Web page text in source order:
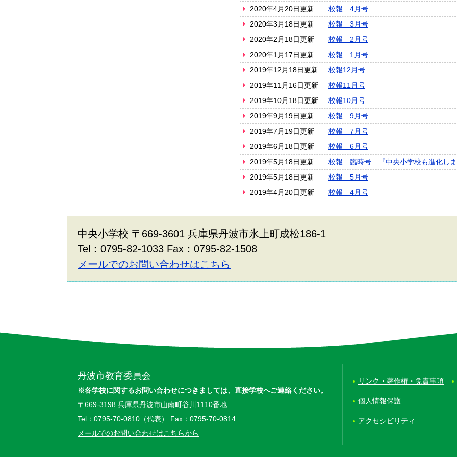
2020年4月20日更新
校報 4月号
2020年3月18日更新
校報 3月号
2020年2月18日更新
校報 2月号
2020年1月17日更新
校報 1月号
2019年12月18日更新
校報12月号
2019年11月16日更新
校報11月号
2019年10月18日更新
校報10月号
2019年9月19日更新
校報 9月号
2019年7月19日更新
校報 7月号
2019年6月18日更新
校報 6月号
2019年5月18日更新
校報 臨時号 『中央小学校も進化しま
2019年5月18日更新
校報 5月号
2019年4月20日更新
校報 4月号
中央小学校 〒669-3601 兵庫県丹波市氷上町成松186-1
Tel：0795-82-1033 Fax：0795-82-1508
メールでのお問い合わせはこちら
丹波市教育委員会
※各学校に関するお問い合わせにつきましては、 直接学校へご連絡ください。
〒669-3198 兵庫県丹波市山南町谷川1110番地
Tel：0795-70-0810（代表） Fax：0795-70-0814
メールでのお問い合わせはこちらから
リンク・著作権・免責事項
個人情報保護
アクセシビリティ